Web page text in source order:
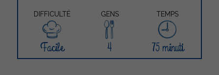
DIFFICULTÉ GENS TEMPS
Facile 4 75 minuti